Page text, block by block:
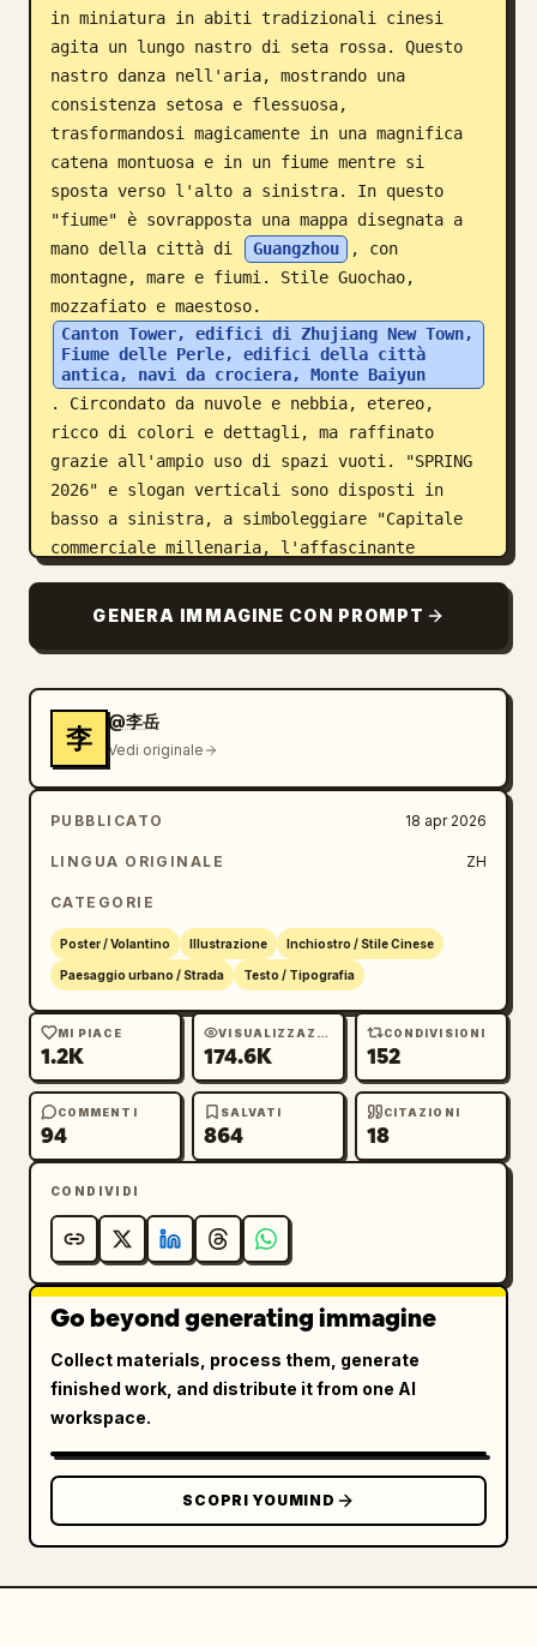
in miniatura in abiti tradizionali cinesi
agita un lungo nastro di seta rossa. Questo
nastro danza nell'aria, mostrando una
consistenza setosa e flessuosa,
trasformandosi magicamente in una magnifica
catena montuosa e in un fiume mentre si
sposta verso l'alto a sinistra. In questo
"fiume" è sovrapposta una mappa disegnata a
mano della città di
Guangzhou
, con
montagne, mare e fiumi. Stile Guochao,
mozzafiato e maestoso.
Canton Tower, edifici di Zhujiang New Town,
Fiume delle Perle, edifici della città
antica, navi da crociera, Monte Baiyun
. Circondato da nuvole e nebbia, etereo,
ricco di colori e dettagli, ma raffinato
grazie all'ampio uso di spazi vuoti. "SPRING
2026" e slogan verticali sono disposti in
basso a sinistra, a simboleggiare "Capitale
commerciale millenaria, l'affascinante
formato 9:16.
GENERA IMMAGINE CON PROMPT
李
@李岳
Vedi originale
PUBBLICATO 18 apr 2026
LINGUA ORIGINALE ZH
CATEGORIE
Poster / Volantino Illustrazione Inchiostro / Stile Cinese
Paesaggio urbano / Strada Testo / Tipografia
MI PIACE
1.2K
VISUALIZZAZIONI
174.6K
CONDIVISIONI
152
COMMENTI
94
SALVATI
864
CITAZIONI
18
CONDIVIDI
Go beyond generating immagine
Collect materials, process them, generate
finished work, and distribute it from one AI
workspace.
SCOPRI YOUMIND